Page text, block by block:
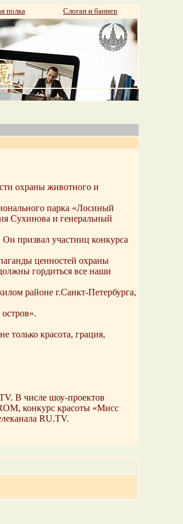
полка Слоган и баннер
охраны животного и
парка «Лосиный
Сухинова и генеральный
призвал участниц конкурса
ценностей охраны
гордиться все наши
районе г.Санкт-Петербурга,
только красота, грация,
В числе шоу-проектов
конкурс красоты «Мисс
RU.TV.